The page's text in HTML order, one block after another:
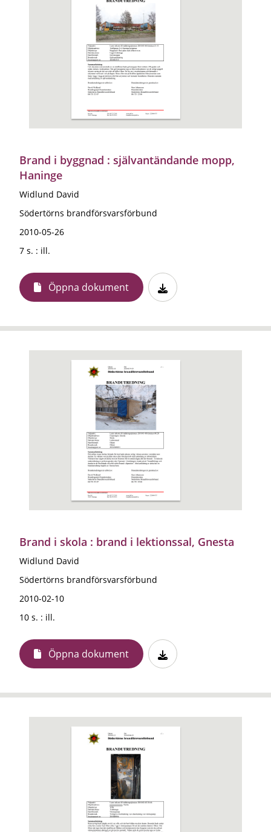
Brand i byggnad : självantändande mopp,
Haninge
Widlund David
Södertörns brandförsvarsförbund
2010-05-26
7 s. : ill.
Öppna dokument
Brand i skola : brand i lektionssal, Gnesta
Widlund David
Södertörns brandförsvarsförbund
2010-02-10
10 s. : ill.
Öppna dokument